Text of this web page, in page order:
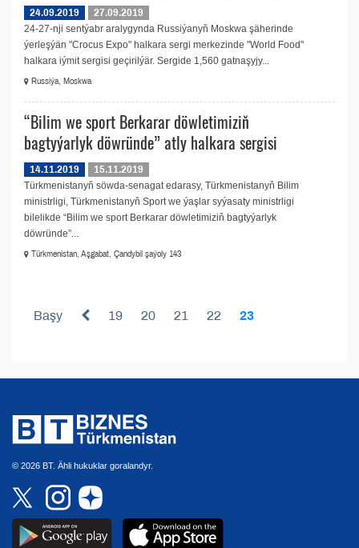
24.09.2019
27.09.2019
24-27-nji sentýabr aralygynda Russiýanyň Moskwa şäherinde
ýerleşýän "Crocus Expo" halkara sergi merkezinde "World Food"
halkara iýmit sergisi geçirilýär. Sergide 1,560 gatnaşyjy...
Russiýa, Moskwa
“Bilim we sport Berkarar döwletimiziň
bagtyýarlyk döwründe” atly halkara sergisi
14.11.2019
15.11.2019
Türkmenistanyň söwda-senagat edarasy, Türkmenistanyň Bilim
ministrligi, Türkmenistanyň Sport we ýaşlar syýasaty ministrligi
bilelikde “Bilim we sport Berkarar döwletimiziň bagtyýarlyk
döwründe”...
Türkmenistan, Aşgabat, Çandybil şaýoly 143
Başy 19 20 21 22 23
© 2026 BT. Ähli hukuklar goralandyr.